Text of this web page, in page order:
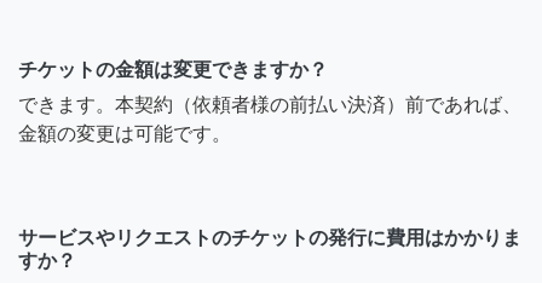
チケットの金額は変更できますか？
できます。本契約（依頼者様の前払い決済）前であれば、
金額の変更は可能です。
サービスやリクエストのチケットの発行に費用はかかりま
すか？